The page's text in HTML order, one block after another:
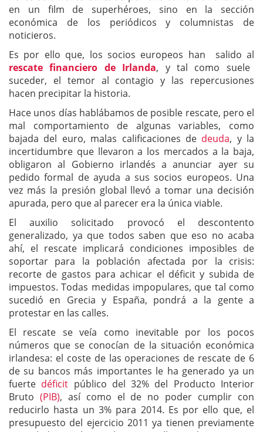
en un film de superhéroes, sino en la sección
económica de los periódicos y columnistas de
noticieros.
Es por ello que, los socios europeos han salido al
rescate financiero de Irlanda, y tal como suele
suceder, el temor al contagio y las repercusiones
hacen precipitar la historia.
Hace unos días hablábamos de posible rescate, pero el
mal comportamiento de algunas variables, como
bajada del euro, malas calificaciones de deuda, y la
incertidumbre que llevaron a los mercados a la baja,
obligaron al Gobierno irlandés a anunciar ayer su
pedido formal de ayuda a sus socios europeos. Una
vez más la presión global llevó a tomar una decisión
apurada, pero que al parecer era la única viable.
El auxilio solicitado provocó el descontento
generalizado, ya que todos saben que eso no acaba
ahí, el rescate implicará condiciones imposibles de
soportar para la población afectada por la crisis:
recorte de gastos para achicar el déficit y subida de
impuestos. Todas medidas impopulares, que tal como
sucedió en Grecia y España, pondrá a la gente a
protestar en las calles.
El rescate se veía como inevitable por los pocos
números que se conocían de la situación económica
irlandesa: el coste de las operaciones de rescate de 6
de su bancos más importantes le ha generado ya un
fuerte déficit público del 32% del Producto Interior
Bruto (PIB), así como el de no poder cumplir con
reducirlo hasta un 3% para 2014. Es por ello que, el
presupuesto del ejercicio 2011 ya tienen previamente